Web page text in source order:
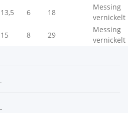
13,5 6 18
Messing
vernickelt
15 8 29
Messing
vernickelt